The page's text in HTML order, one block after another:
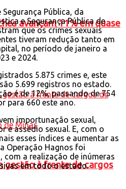
avançam 11% em quase
gestão à frente de cargos
Pública, da
e Segurança Pública de
que os crimes sexuais
tiveram redução tanto em
no período de janeiro a
e 2024.
5.875 crimes e, este
5.699 registros no estado.
é de 12%, passando de 754
para 660 este ano.
importunação sexual,
e assédio sexual. E, com o
esses índices e aumentar as
Operação Hagnos foi
com a realização de inúmeras
em todo o estado.